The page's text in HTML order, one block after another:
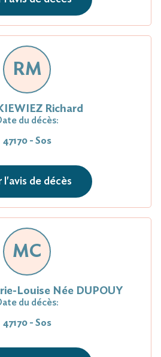
RM
Richard
du décès:
47170 - Sos
l'avis de décès
MC
Louise Née DUPOUY
du décès:
47170 - Sos